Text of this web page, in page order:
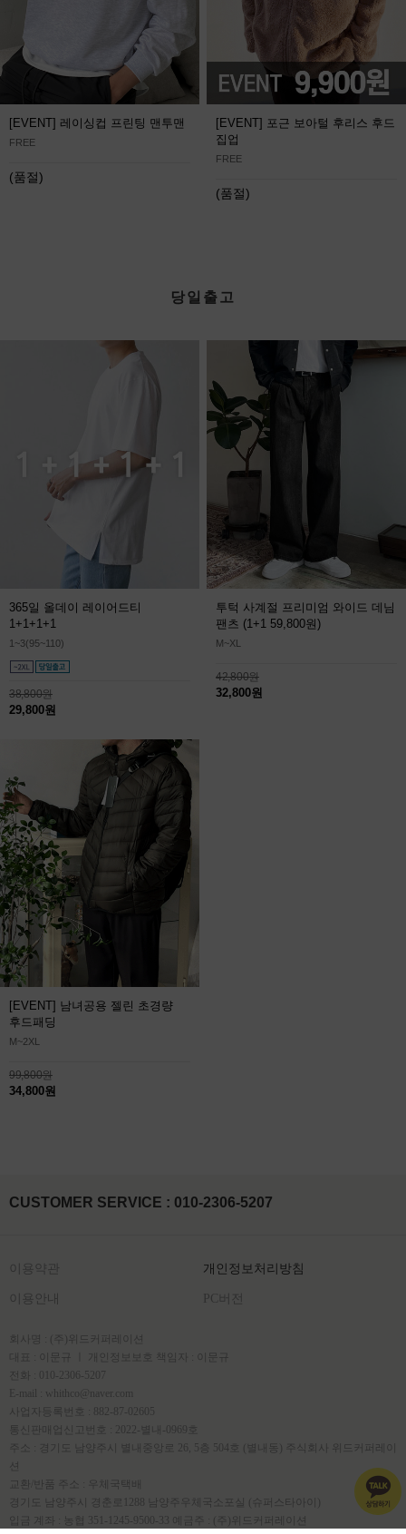
[EVENT] 레이싱컵 프린팅 맨투맨
FREE
(품절)
[EVENT] 포근 보아털 후리스 후드
집업
FREE
(품절)
당일출고
365일 올데이 레이어드티
1+1+1+1
1~3(95~110)
38,800원
29,800원
투턱 사계절 프리미엄 와이드 데님
팬츠 (1+1 59,800원)
M~XL
42,800원
32,800원
[EVENT] 남녀공용 젤린 초경량
후드패딩
M~2XL
99,800원
34,800원
CUSTOMER SERVICE : 010-2306-5207
이용약관 개인정보처리방침
이용안내 PC버전
회사명 : (주)위드커퍼레이션
대표 : 이문규 ㅣ 개인정보보호 책임자 : 이문규
전화 : 010-2306-5207
E-mail : whithco@naver.com
사업자등록번호 : 882-87-02605
통신판매업신고번호 : 2022-별내-0969호
주소 : 경기도 남양주시 별내중앙로 26, 5층 504호 (별내동) 주식회사 위드커퍼레이
션
교환/반품 주소 : 우체국택배
경기도 남양주시 경춘로1288 남양주우체국소포실 (슈퍼스타아이)
입금 계좌 : 농협 351-1245-9500-33 예금주 : (주)위드커퍼레이션